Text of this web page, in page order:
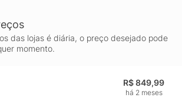
das lojas é diária, o preço desejado pode
momento.
R$ 849,99
há 2 meses